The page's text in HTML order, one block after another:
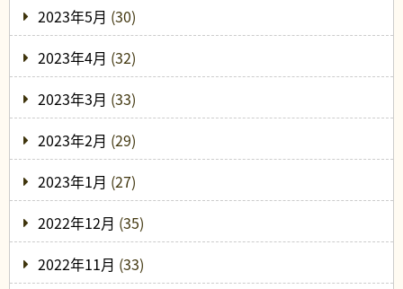
2023年5月 (30)
2023年4月 (32)
2023年3月 (33)
2023年2月 (29)
2023年1月 (27)
2022年12月 (35)
2022年11月 (33)